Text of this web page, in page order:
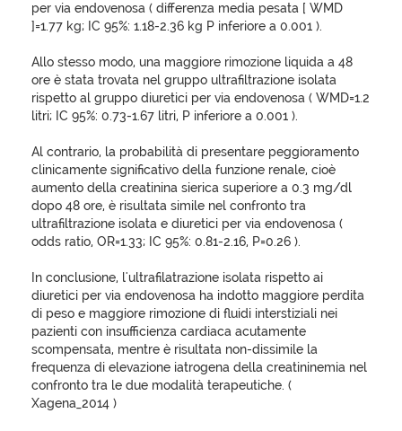
per via endovenosa ( differenza media pesata [ WMD
]=1.77 kg; IC 95%: 1.18-2.36 kg P inferiore a 0.001 ).
Allo stesso modo, una maggiore rimozione liquida a 48
ore è stata trovata nel gruppo ultrafiltrazione isolata
rispetto al gruppo diuretici per via endovenosa ( WMD=1.2
litri; IC 95%: 0.73-1.67 litri, P inferiore a 0.001 ).
Al contrario, la probabilità di presentare peggioramento
clinicamente significativo della funzione renale, cioè
aumento della creatinina sierica superiore a 0.3 mg/dl
dopo 48 ore, è risultata simile nel confronto tra
ultrafiltrazione isolata e diuretici per via endovenosa (
odds ratio, OR=1.33; IC 95%: 0.81-2.16, P=0.26 ).
In conclusione, l'ultrafilatrazione isolata rispetto ai
diuretici per via endovenosa ha indotto maggiore perdita
di peso e maggiore rimozione di fluidi interstiziali nei
pazienti con insufficienza cardiaca acutamente
scompensata, mentre è risultata non-dissimile la
frequenza di elevazione iatrogena della creatininemia nel
confronto tra le due modalità terapeutiche. (
Xagena_2014 )